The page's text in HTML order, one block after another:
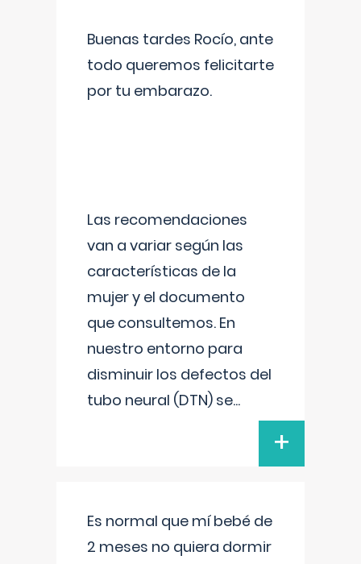
Buenas tardes Rocío, ante
todo queremos felicitarte
por tu embarazo.
Las recomendaciones
van a variar según las
características de la
mujer y el documento
que consultemos. En
nuestro entorno para
disminuir los defectos del
tubo neural (DTN) se...
+
Es normal que mí bebé de
2 meses no quiera dormir